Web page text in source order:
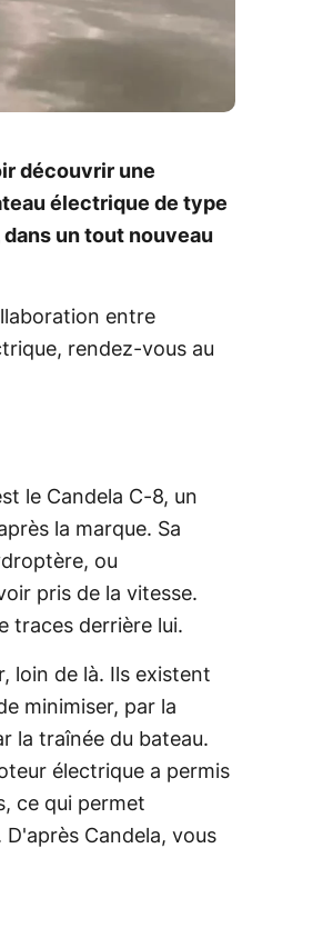
découvrir une
électrique de type
un tout nouveau
entre
rendez-vous au
le Candela C-8, un
la marque. Sa
ou
pris de la vitesse.
traces derrière lui.
loin de là. Ils existent
minimiser, par la
la traînée du bateau.
électrique a permis
ce qui permet
Candela, vous